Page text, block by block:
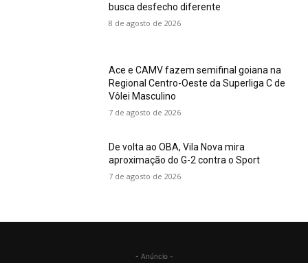
busca desfecho diferente
8 de agosto de 2026
Ace e CAMV fazem semifinal goiana na
Regional Centro-Oeste da Superliga C de
Vôlei Masculino
7 de agosto de 2026
De volta ao OBA, Vila Nova mira
aproximação do G-2 contra o Sport
7 de agosto de 2026
- Anúncio -